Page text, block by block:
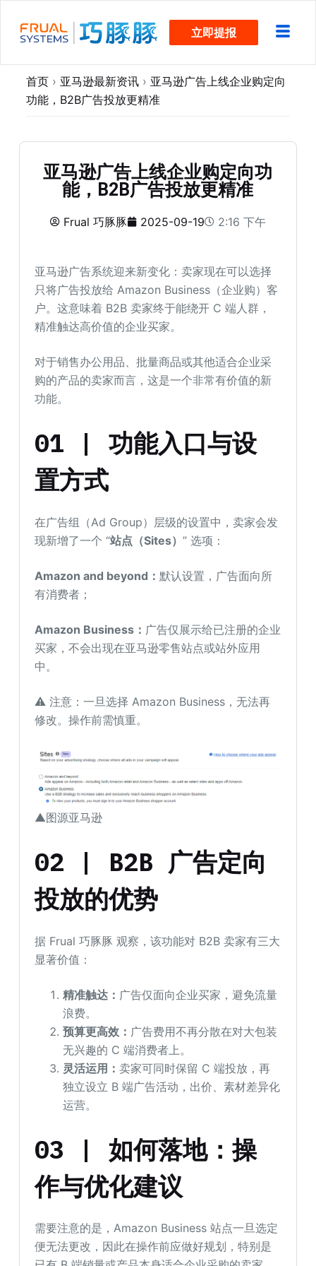
过
立即提报
首页 › 亚马逊最新资讯 › 亚马逊广告上线企业购定向
功能，B2B广告投放更精准
亚马逊广告上线企业购定向功
能，B2B广告投放更精准
Frual 巧豚豚 2025-09-19 2:16 下午
亚马逊广告系统迎来新变化：卖家现在可以选择
只将广告投放给 Amazon Business（企业购）客
户。这意味着 B2B 卖家终于能绕开 C 端人群，
精准触达高价值的企业买家。
对于销售办公用品、批量商品或其他适合企业采
购的产品的卖家而言，这是一个非常有价值的新
功能。
01 | 功能入口与设
置方式
在广告组（Ad Group）层级的设置中，卖家会发
现新增了一个 “站点（Sites）” 选项：
Amazon and beyond：默认设置，广告面向所
有消费者；
Amazon Business： 广告仅展示给已注册的企业
买家，不会出现在亚马逊零售站点或站外应用
中。
⚠️ 注意：一旦选择 Amazon Business，无法再
修改。操作前需慎重。
▲图源亚马逊
02 | B2B 广告定向
投放的优势
据 Frual 巧豚豚 观察，该功能对 B2B 卖家有三大
显著价值：
精准触达： 广告仅面向企业买家，避免流量
浪费。
预算更高效： 广告费用不再分散在对大包装
无兴趣的 C 端消费者上。
灵活运用：卖家可同时保留 C 端投放，再
独立设立 B 端广告活动，出价、素材差异化
运营。
03 | 如何落地：操
作与优化建议
需要注意的是，Amazon Business 站点一旦选定
便无法更改，因此在操作前应做好规划，特别是